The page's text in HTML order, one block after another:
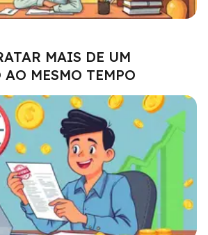
MAIS DE UM
AO MESMO TEMPO